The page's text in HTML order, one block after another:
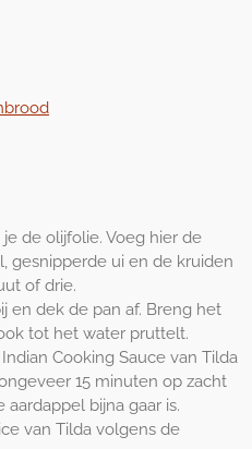
de olijfolie. Voeg hier de
gesnipperde ui en de kruiden
of drie.
en dek de pan af. Breng het
tot het water pruttelt.
Cooking Sauce van Tilda
15 minuten op zacht
bijna gaar is.
van Tilda volgens de